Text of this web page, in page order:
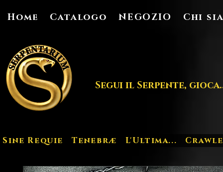
Home Catalogo NEGOZIO Chi
Segui il Serpente,
Sine Requie Tenebræ L'Ultima...